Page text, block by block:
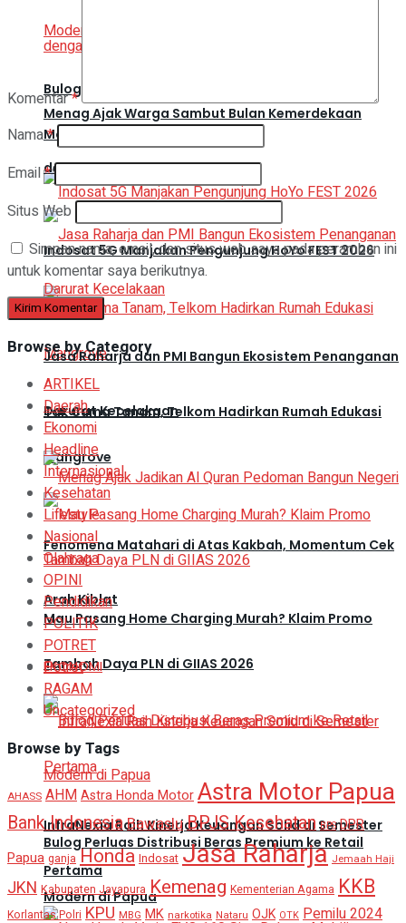
Bulog Perluas Distribusi Beras Premium ke Retail
Modern di Papua
Indosat 5G Manjakan Pengunjung HoYo FEST 2026
Tak Cuma Tanam, Telkom Hadirkan Rumah Edukasi
Mangrove
Mau Pasang Home Charging Murah? Klaim Promo
Tambah Daya PLN di GIIAS 2026
InfraNexia Raih Kinerja Keuangan Solid di Semester
Pertama
Menag Ajak Warga Sambut Bulan Kemerdekaan
dengan Doa
Jasa Raharja dan PMI Bangun Ekosistem Penanganan
Darurat Kecelakaan
Fenomena Matahari di Atas Kakbah, Momentum Cek
Arah Kiblat
EKONOMI
Bulog Perluas Distribusi Beras Premium ke Retail
Modern di Papua
Komentar*
Nama*
Email*
Situs Web
Simpan nama, email, dan situs web saya pada peramban ini
untuk komentar saya berikutnya.
Browse by Category
ARTIKEL
Daerah
Ekonomi
Headline
Internasional
Kesehatan
Lifestyle
Nasional
Olahraga
OPINI
Pendidikan
POLITIK
POTRET
Potret
RAGAM
Uncategorized
Browse by Tags
AHASS AHM Astra Honda MotorAstra Motor Papua
Bank Indonesia BawasluBPJS Kesehatan BPS DPR
Papua ganja Honda Indosat Jasa Raharja Jemaah Haji
JKN Kabupaten Jayapura Kemenag Kementerian Agama KKB
Korlantas Polri KPU MBG MK narkotika Nataru OJK OTK Pemilu 2024